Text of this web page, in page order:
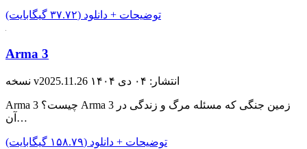
توضیحات + دانلود (۳۷.۷۲ گیگابایت)
Arma 3
نسخه v2025.11.26 انتشار: ۰۴ دی ۱۴۰۴
Arma 3 چیست؟ Arma 3 زمین جنگی که مسئله مرگ و زندگی در
آن…
توضیحات + دانلود (۱۵۸.۷۹ گیگابایت)